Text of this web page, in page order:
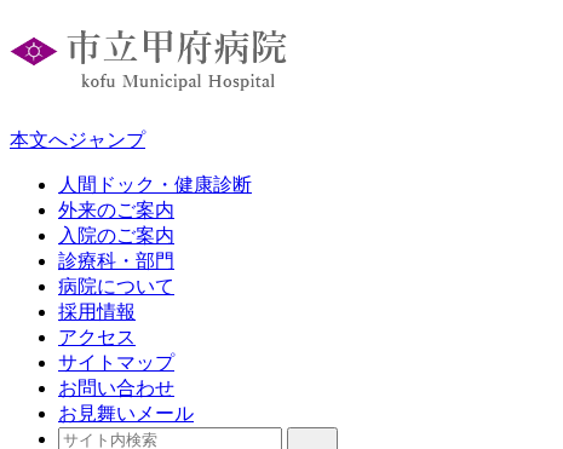
本文へジャンプ
人間ドック・健康診断
外来のご案内
入院のご案内
診療科・部門
病院について
採用情報
アクセス
サイトマップ
お問い合わせ
お見舞いメール